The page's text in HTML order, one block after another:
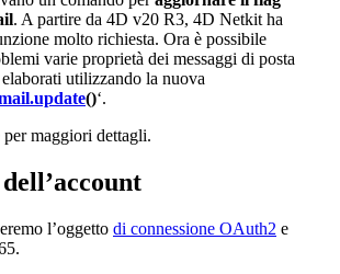
. A partire da 4D v20 R3, 4D Netkit ha
molto richiesta. Ora è possibile
varie proprietà dei messaggi di posta
utilizzando la nuova
()‘.
maggiori dettagli.
l’oggetto di connessione OAuth2 e